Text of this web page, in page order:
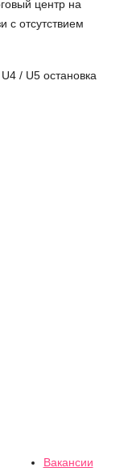
центр на
с отсутствием
/ U5 остановка
Вакансии